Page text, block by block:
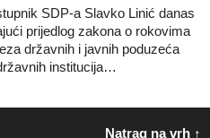
SDP-a Slavko Linić danas
prijedlog zakona o rokovima
državnih i javnih poduzeća
institucija…
Natrag na vrh ↑